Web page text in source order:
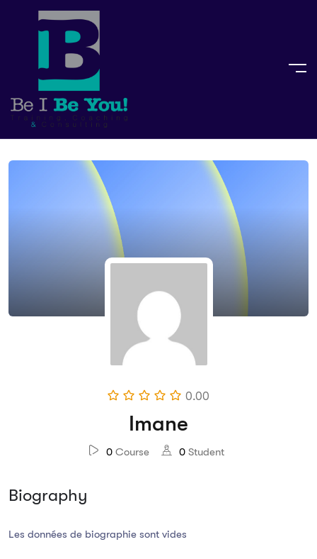
0.00
Imane
0Course 0 Student
Biography
Les données de biographie sont vides